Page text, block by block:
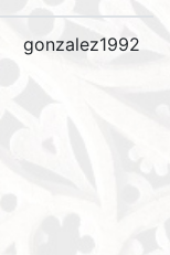
gonzalez1992